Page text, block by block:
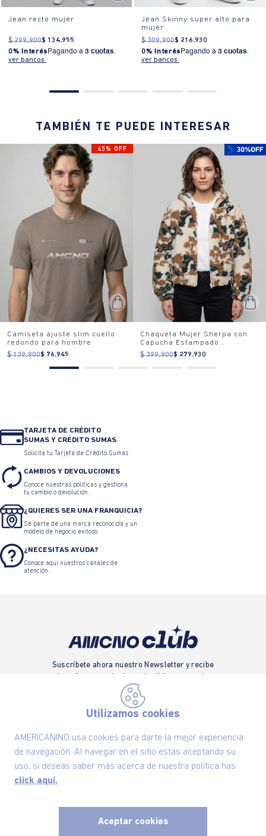
Utilizamos cookies
AMERICANINO usa cookies para darte la mejor experiencia
de navegación. Al navegar en el sitio estas aceptando su
uso, si deseas saber más acerca de nuestra política has
click aquí.
Aceptar cookies
Jean recto mujer
$ 299.900$ 134.955
0% Interés Pagando a 3 cuotas.
ver bancos.
Jean Skinny super alto para
mujer
$ 309.900$ 216.930
0% Interés Pagando a 3 cuotas.
ver bancos.
TAMBIÉN TE PUEDE INTERESAR
45% OFF
Camiseta ajuste slim cuello
redondo para hombre
$ 139.900$ 76.945
Chaqueta Mujer Sherpa con
Capucha Estampado
Camuflado
$ 399.900$ 279.930
TARJETA DE CRÉDITO
SUMAS Y CRÉDITO SUMAS
Solicita tu Tarjeta de Crédito Sumas
CAMBIOS Y DEVOLUCIONES
Conoce nuestras políticas y gestiona
tu cambio o devolución.
¿QUIERES SER UNA FRANQUICIA?
Sé parte de una marca reconocida y un
modelo de negocio exitoso.
¿NECESITAS AYUDA?
Conoce aquí nuestros canales de
atención.
Suscríbete ahora nuestro Newsletter y recibe
SUSCRÍBETE AHORA
Nuestra Marca